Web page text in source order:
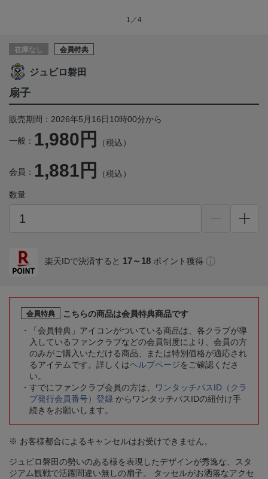
1／4
在庫なし 会員特典
ジュビロ磐田
扇子
販売期間：2026年5月16日10時00分から
一般： 1,980円 （税込）
会員： 1,881円 （税込）
数量
楽天IDで決済すると 17～18 ポイント獲得
会員特典
こちらの商品は会員特典商品です
「会員特典」アイコンがついている商品は、各クラブが導
入しているファンクラブなどの会員制度により、会員の方
のみがご購入いただける商品、または特別価格が適応され
るアイテムです。詳しくはヘルプページをご確認くださ
い。
すでにファンクラブ会員の方は、
ワンタッチパスID（クラ
ブ発行会員番号）登録 からワンタッチパスIDの紐付け手
続きをお願いします。
※ お客様都合によるキャンセルはお受けできません。
ジュビロ磐田の勢いのある様を表現したデザインが秀逸な、スタ
ジアム観戦で活躍間違い無しの扇子。 タッセルがお洒落なアクセ